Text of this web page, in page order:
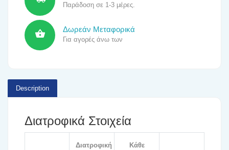
Παράδοση σε 1-3 μέρες.
Δωρεάν Μεταφορικά
Για αγορές άνω των
Description
Διατροφικά Στοιχεία
Διατροφική
Κάθε